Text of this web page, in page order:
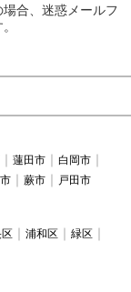
合、迷惑メールフ
蓮田市
白岡市
蕨市 戸田市
浦和区
緑区